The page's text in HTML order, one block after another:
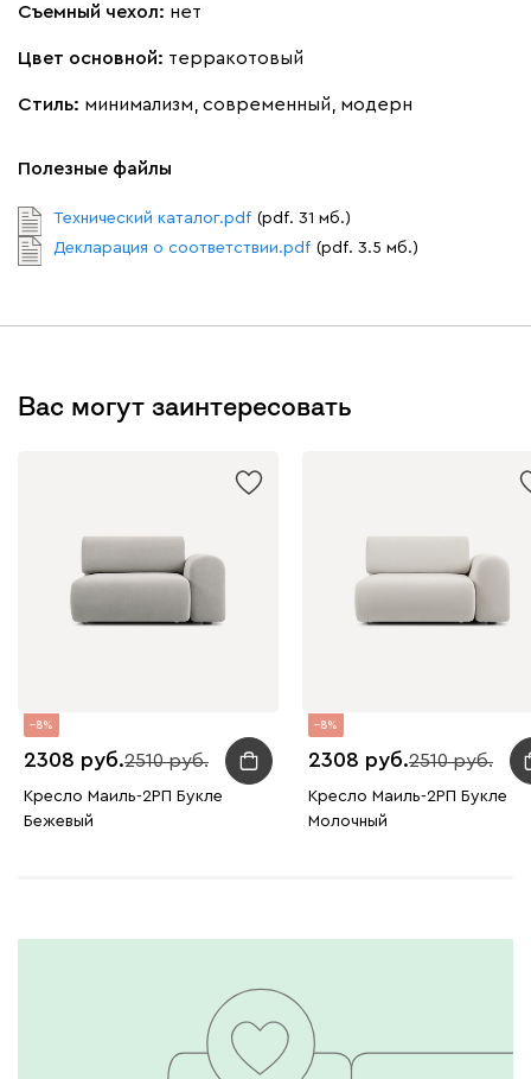
Дарте
Графит Терракота Тёмно-синий
Съемный чехол: нет
Цвет основной: терракотовый
Стиль: минимализм, современный, модерн
Полезные файлы
Технический каталог.pdf (pdf. 31 мб.)
Декларация о соответствии.pdf (pdf. 3.5 мб.)
Вас могут заинтересовать
8
2308 2510
Кресло Маиль-2РП Букле
Бежевый
8
2308 2510
Кресло Маиль-2РП Букле
Молочный